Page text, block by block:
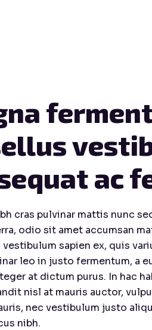
ac
cras pulvinar mattis nunc
odio sit amet accumsan
sapien ex, quis
leo in justo fermentum, a
at dictum purus. In hac
nisl at mauris auctor,
nec vestibulum justo
nibh.